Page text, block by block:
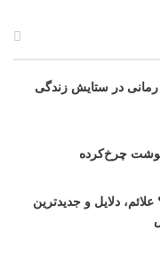
در ستایش زندگی
گوشت چرخ‌کرده
دلایل و جدیدترین